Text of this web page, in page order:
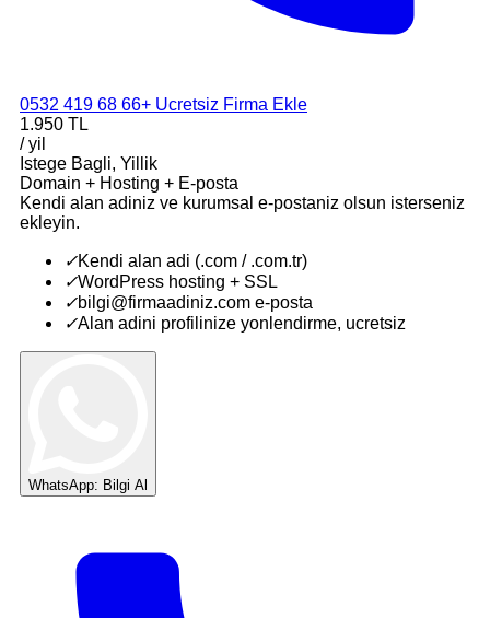
0532 419 68 66+ Ucretsiz Firma Ekle
1.950 TL
/ yil
Istege Bagli, Yillik
Domain + Hosting + E-posta
Kendi alan adiniz ve kurumsal e-postaniz olsun isterseniz
ekleyin.
✓Kendi alan adi (.com / .com.tr)
✓WordPress hosting + SSL
✓bilgi@firmaadiniz.com e-posta
✓Alan adini profilinize yonlendirme, ucretsiz
WhatsApp: Bilgi Al